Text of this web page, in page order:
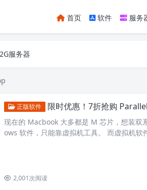
首页 软件 服务
服务器
一时间推送
服务器
正版软件 限时优惠！7折抢购 Parallels
现在的 Macbook 大多都是 M 芯片，想装双
ows 软件，只能靠虚拟机工具。 而虚拟机
2,001次阅读